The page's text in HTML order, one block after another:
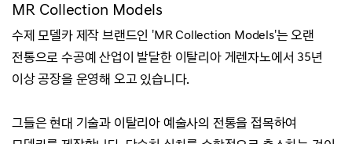
MR Collection Models
수제 모델카 제작 브랜드인 'MR Collection Models'는오랜
전통으로 수공예 산업이 발달한 이탈리아 게렌자노에서 35년
이상 공장을 운영해 오고 있습니다.
그들은 현대 기술과 이탈리아 예술사의 전통을 접목하여